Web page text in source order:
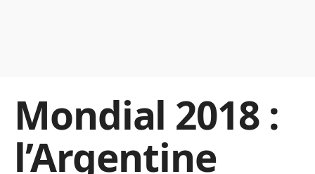
Mondial 2018 :
l’Argentine